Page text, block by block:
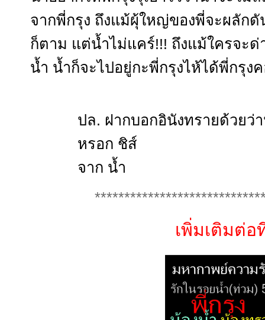
จากพี่กรุง ถึงแม้ผุ้ใหญ่ของพี่จะผลักดั
ก็ตาม แต่น้ำไม่แคร์!!! ถึงแม้ใครจะด่
น้ำ น้ำก็จะไปอยู่กะพี่กรุงไห้ได้พี่กรุง
ปล. ฝากบอกอินังทรายด้วยว่
หรอก ชิส์
จาก น้ำ
เพิ่มเติมต่อ